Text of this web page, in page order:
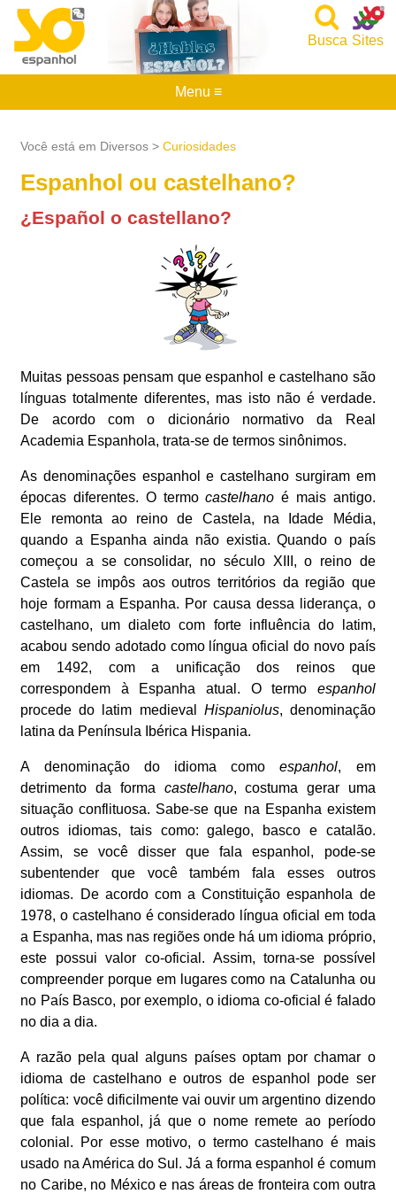
Sites
Busca
Você está em Diversos >Curiosidades
Espanhol ou castelhano?
¿Español o castellano?
Muitas pessoas pensam que espanhol e castelhano são
línguas totalmente diferentes, mas isto não é verdade.
De acordo com o dicionário normativo da Real
Academia Espanhola, trata-se de termos sinônimos.
As denominações espanhol e castelhano surgiram em
épocas diferentes. O termocastelhano é mais antigo.
Ele remonta ao reino de Castela, na Idade Média,
quando a Espanha ainda não existia. Quando o país
começou a se consolidar, no século XIII, o reino de
Castela se impôs aos outros territórios da região que
hoje formam a Espanha. Por causa dessa liderança, o
castelhano, um dialeto com forte influência do latim,
acabou sendo adotado como língua oficial do novo país
em 1492, com a unificação dos reinos que
correspondem à Espanha atual. O termo espanhol
procede do latim medieval Hispaniolus, denominação
latina da Península Ibérica Hispania.
A denominação do idioma comoespanhol, em
detrimento da forma castelhano, costuma gerar uma
situação conflituosa. Sabe-se que na Espanha existem
outros idiomas, tais como: galego, basco e catalão.
Assim, se você disser que fala espanhol, pode-se
subentender que você também fala esses outros
idiomas. De acordo com a Constituição espanhola de
1978, o castelhano é considerado língua oficial em toda
a Espanha, mas nas regiões onde há um idioma próprio,
este possui valor co-oficial. Assim, torna-se possível
compreender porque em lugares como na Catalunha ou
no País Basco, por exemplo, o idioma co-oficial é falado
no dia a dia.
A razão pela qual alguns países optam por chamar o
idioma de castelhano e outros de espanhol pode ser
política: você dificilmente vai ouvir um argentino dizendo
que fala espanhol, já que o nome remete ao período
colonial. Por esse motivo, o termo castelhano é mais
usado na América do Sul. Já a forma espanhol é comum
no Caribe, no México e nas áreas de fronteira com outra